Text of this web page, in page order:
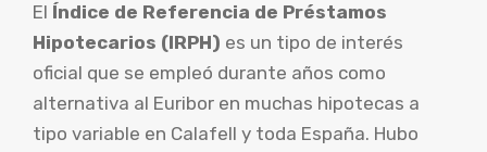
El Índice de Referencia de Préstamos
Hipotecarios (IRPH) es un tipo de interés
oficial que se empleó durante años como
alternativa al Euribor en muchas hipotecas a
tipo variable en Calafell y toda España. Hubo